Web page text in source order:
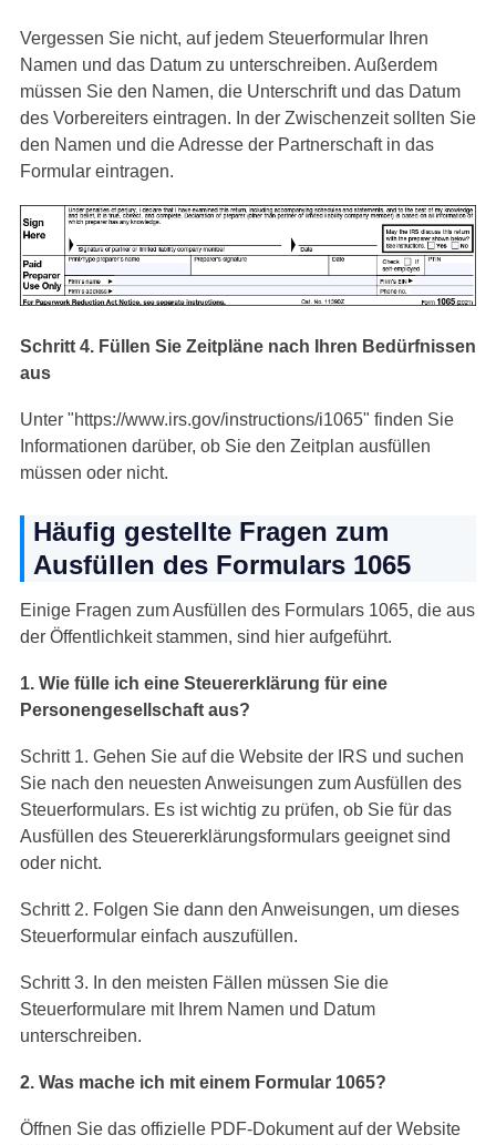
Vergessen Sie nicht, auf jedem Steuerformular Ihren
Namen und das Datum zu unterschreiben. Außerdem
müssen Sie den Namen, die Unterschrift und das Datum
des Vorbereiters eintragen. In der Zwischenzeit sollten Sie
den Namen und die Adresse der Partnerschaft in das
Formular eintragen.
Schritt 4. Füllen Sie Zeitpläne nach Ihren Bedürfnissen
aus
Unter "https://www.irs.gov/instructions/i1065" finden Sie
Informationen darüber, ob Sie den Zeitplan ausfüllen
müssen oder nicht.
Häufig gestellte Fragen zum
Ausfüllen des Formulars 1065
Einige Fragen zum Ausfüllen des Formulars 1065, die aus
der Öffentlichkeit stammen, sind hier aufgeführt.
1. Wie fülle ich eine Steuererklärung für eine
Personengesellschaft aus?
Schritt 1. Gehen Sie auf die Website der IRS und suchen
Sie nach den neuesten Anweisungen zum Ausfüllen des
Steuerformulars. Es ist wichtig zu prüfen, ob Sie für das
Ausfüllen des Steuererklärungsformulars geeignet sind
oder nicht.
Schritt 2. Folgen Sie dann den Anweisungen, um dieses
Steuerformular einfach auszufüllen.
Schritt 3. In den meisten Fällen müssen Sie die
Steuerformulare mit Ihrem Namen und Datum
unterschreiben.
2. Was mache ich mit einem Formular 1065?
Öffnen Sie das offizielle PDF-Dokument auf der Website